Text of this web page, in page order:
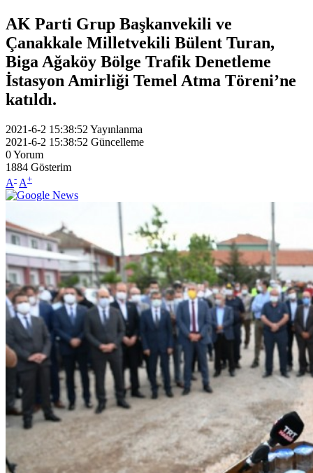
AK Parti Grup Başkanvekili ve
Çanakkale Milletvekili Bülent Turan,
Biga Ağaköy Bölge Trafik Denetleme
İstasyon Amirliği Temel Atma Töreni’ne
katıldı.
2021-6-2 15:38:52 Yayınlanma
2021-6-2 15:38:52 Güncelleme
0Yorum
1884 Gösterim
A- A+